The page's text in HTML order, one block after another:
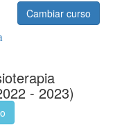
Cambiar curso
- 2023)